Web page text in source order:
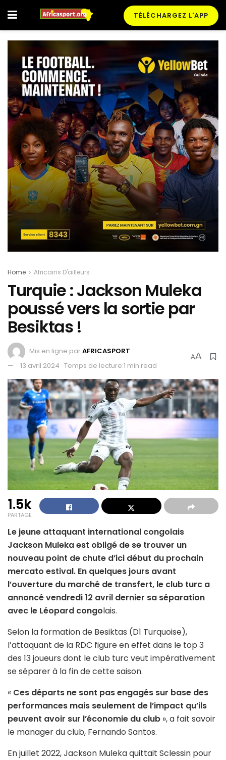
TÉLÉCHARGEZ L'APP
Home Africains D'ailleurs
Turquie : Jackson Muleka
poussé vers la sortie par
Besiktas !
Mis en ligne parAFRICASPORT
13 avril 2024 Temps de lecture:1 min read
AA
1.5k
PARTAGE
Le jeune attaquant international congolais
Jackson Muleka est obligé de se trouver un
nouveau point de chute d’ici début du prochain
mercato estival. En quelques jours avant
l’ouverture du marché de transfert, le club turc a
annoncé vendredi 12 avril dernier sa séparation
avec le Léopard congolais.
Selon la formation de Besiktas (D1 Turquoise),
l’attaquant de la RDC figure en effet dans le top 3
des 13 joueurs dont le club turc veut impérativement
se séparer à la fin de cette saison.
« Ces départs ne sont pas engagés sur base des
performances mais seulement de l’impact qu’ils
peuvent avoir sur l’économie du club », a fait savoir
le manager du club, Fernando Santos.
En juillet 2022, Jackson Muleka quittait Sclessin pour